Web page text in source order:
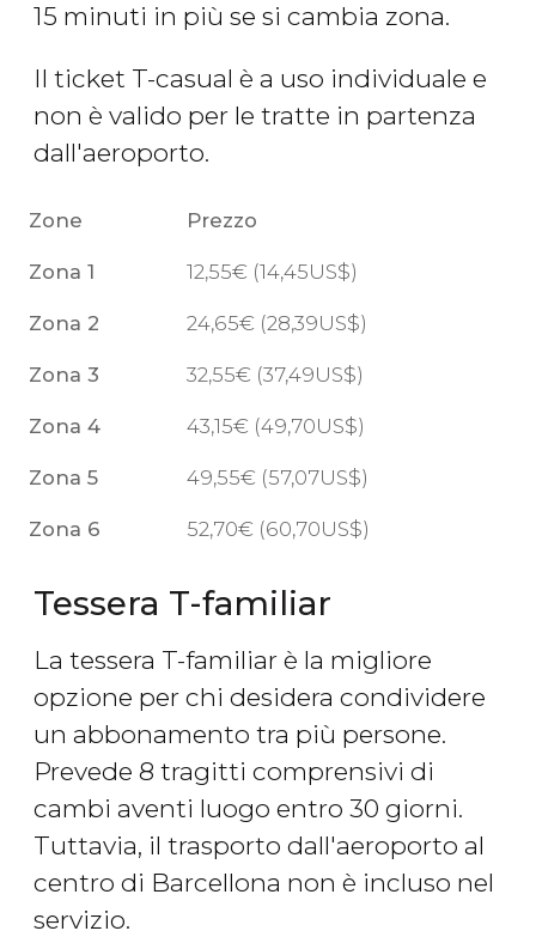
15 minuti in più se si cambia zona.
Il ticket T-casual è a uso individuale e
non è valido per le tratte in partenza
dall'aeroporto.
Zone Prezzo
Zona 1 12,55€ (14,45US$)
Zona 2 24,65€ (28,39US$)
Zona 3 32,55€ (37,49US$)
Zona 4 43,15€ (49,70US$)
Zona 5 49,55€ (57,07US$)
Zona 6 52,70€ (60,70US$)
Tessera T-familiar
La tessera T-familiar è la migliore
opzione per chi desidera condividere
un abbonamento tra più persone.
Prevede 8 tragitti comprensivi di
cambi aventi luogo entro 30 giorni.
Tuttavia, il trasporto dall'aeroporto al
centro di Barcellona non è incluso nel
servizio.